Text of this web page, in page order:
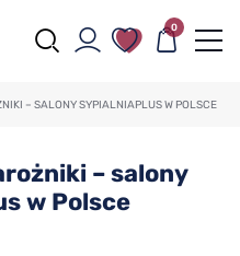
0
– SALONY SYPIALNIAPLUS W POLSCE
– salony
w Polsce